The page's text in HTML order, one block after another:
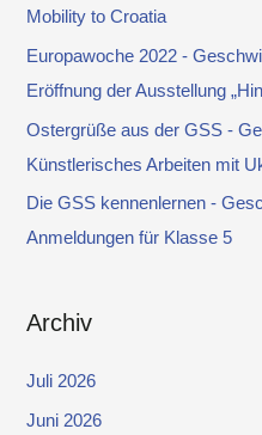
Mobility to Croatia
Europawoche 2022 -
Eröffnung der Ausstellung
Ostergrüße aus der GSS -
Künstlerisches Arbeiten mit
Die GSS kennenlernen -
Anmeldungen für Klasse 5
Archiv
Juli 2026
Juni 2026